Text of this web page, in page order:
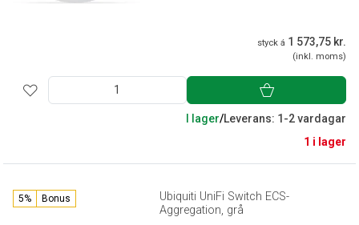
styck á 1 573,75 kr.
(inkl. moms)
I lager/Leverans: 1-2 vardagar
1 i lager
5% Bonus
Ubiquiti UniFi Switch ECS-
Aggregation, grå